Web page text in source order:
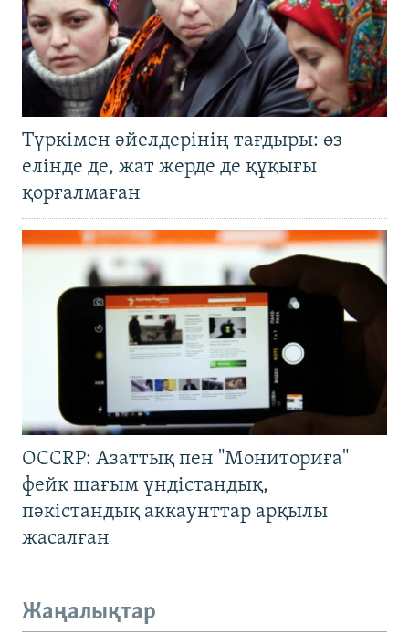
Түркімен әйелдерінің тағдыры: өз
елінде де, жат жерде де құқығы
қорғалмаған
OCCRP: Азаттық пен "Мониториға"
фейк шағым үндістандық,
пәкістандық аккаунттар арқылы
жасалған
Жаңалықтар